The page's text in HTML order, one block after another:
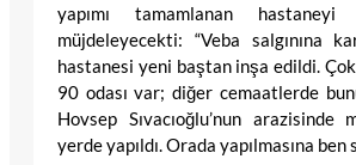
yapımı tamamlanan
müjdeleyecekti: “Veba salgınına
hastanesi yeni baştan inşa edildi.
90 odası var; diğer cemaatlerde
Hovsep Sıvacıoğlu’nun arazisinde
yerde yapıldı. Orada yapılmasına ben